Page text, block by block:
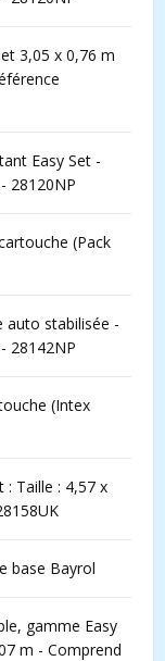
3,05 x 0,76 m
Easy Set -
28120NP
(Pack
auto stabilisée -
28142NP
(Intex
: Taille : 4,57 x
base Bayrol
gamme Easy
m - Comprend